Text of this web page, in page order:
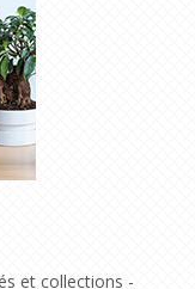
et collections -